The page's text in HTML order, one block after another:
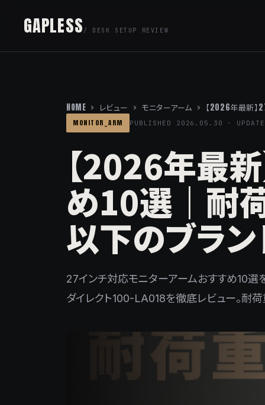
GAPLESS / DESK SETUP REVIEW
HOME > レビュー > モニターアーム > 【2026年最新】
MONITOR_ARM PUBLISHED 2026.05.30 ·
【2026年最
め10選｜耐
以下のブラ
27インチ対応モニターアームおすすめ10
ダイレクト100-LA018を徹底レビュー。耐